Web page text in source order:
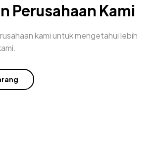
Perusahaan Kami
kami untuk mengetahui lebih